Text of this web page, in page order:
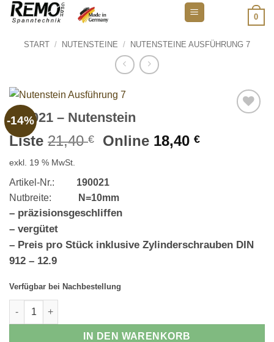
Zum
Inhalt
0
START / NUTENSTEINE / NUTENSTEINE AUSFÜHRUNG 7
-14%
190021 – Nutenstein
Liste 21,40€
Ursprünglicher
21,40 €
Online 18,40€Aktueller
exkl. 19 % MwSt.
Artikel-Nr.: 190021
Nutbreite:
N=10mm
– präzisionsgeschliffen
– vergütet
– Preis pro Stück inklusive Zylinderschrauben DIN
912 – 12.9
Verfügbar bei Nachbestellung
190021 - Nutenstein Menge
IN DEN WARENKORB